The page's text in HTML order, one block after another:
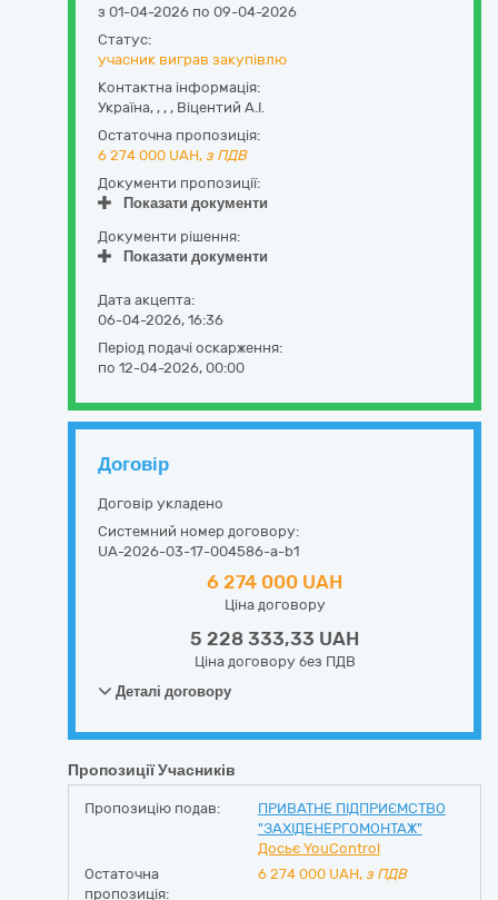
з 01-04-2026 по 09-04-2026
Статус:
учасник виграв закупівлю
Контактна інформація:
Україна, , , , Віцентий А.І.
Остаточна пропозиція:
6 274 000 UAH, з ПДВ
Документи пропозиції:
Показати документи
Документи рішення:
Показати документи
Дата акцепта:
06-04-2026, 16:36
Період подачі оскарження:
по 12-04-2026, 00:00
Договір
Договір укладено
Системний номер договору:
UA-2026-03-17-004586-a-b1
6 274 000 UAH
Ціна договору
5 228 333,33 UAH
Ціна договору без ПДВ
Деталі договору
Пропозиції Учасників
Пропозицію подав:
ПРИВАТНЕ ПІДПРИЄМСТВО
"ЗАХІДЕНЕРГОМОНТАЖ"
Досьє YouControl
Остаточна
пропозиція:
6 274 000 UAH, з ПДВ